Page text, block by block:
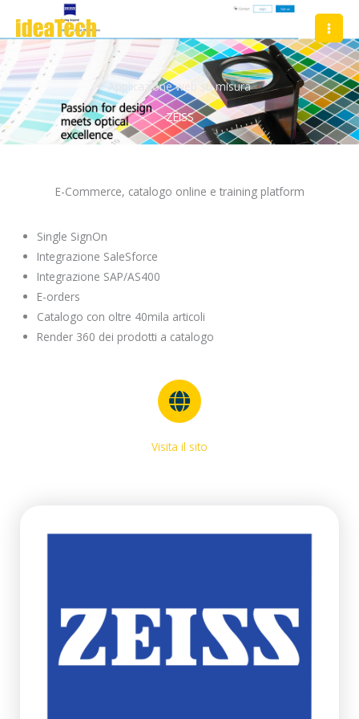
contenuto
Applicazione web su misura
ZEISS
E-Commerce, catalogo online e training platform
Single SignOn
Integrazione SaleSforce
Integrazione SAP/AS400
E-orders
Catalogo con oltre 40mila articoli
Render 360 dei prodotti a catalogo
Visita il sito